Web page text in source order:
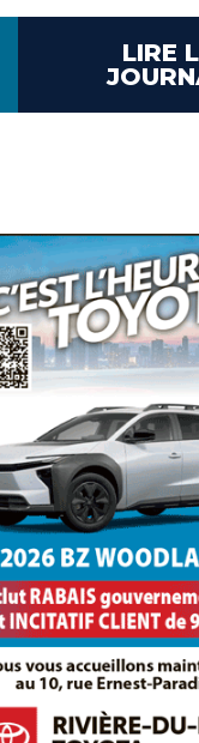
LIRE